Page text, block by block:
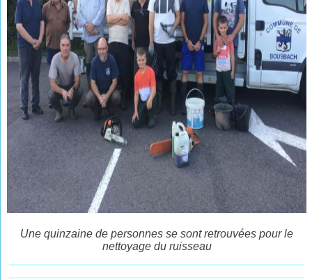
Une quinzaine de personnes se sont retrouvées pour le
nettoyage du ruisseau